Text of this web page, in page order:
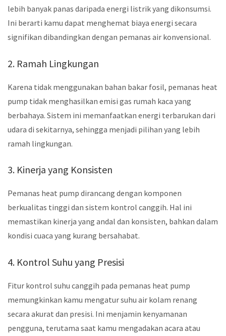
lebih banyak panas daripada energi listrik yang dikonsumsi.
Ini berarti kamu dapat menghemat biaya energi secara
signifikan dibandingkan dengan pemanas air konvensional.
2. Ramah Lingkungan
Karena tidak menggunakan bahan bakar fosil, pemanas heat
pump tidak menghasilkan emisi gas rumah kaca yang
berbahaya. Sistem ini memanfaatkan energi terbarukan dari
udara di sekitarnya, sehingga menjadi pilihan yang lebih
ramah lingkungan.
3. Kinerja yang Konsisten
Pemanas heat pump dirancang dengan komponen
berkualitas tinggi dan sistem kontrol canggih. Hal ini
memastikan kinerja yang andal dan konsisten, bahkan dalam
kondisi cuaca yang kurang bersahabat.
4. Kontrol Suhu yang Presisi
Fitur kontrol suhu canggih pada pemanas heat pump
memungkinkan kamu mengatur suhu air kolam renang
secara akurat dan presisi. Ini menjamin kenyamanan
pengguna, terutama saat kamu mengadakan acara atau